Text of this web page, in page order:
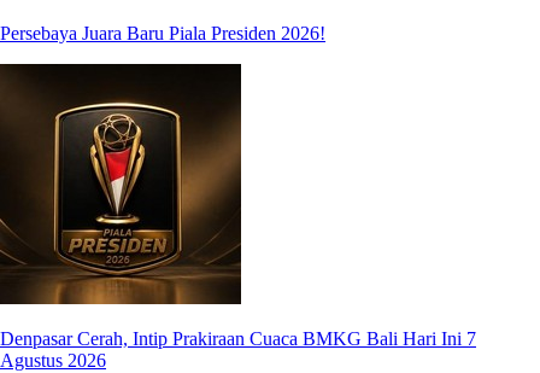
Persebaya Juara Baru Piala Presiden 2026!
Denpasar Cerah, Intip Prakiraan Cuaca BMKG Bali Hari Ini 7
Agustus 2026